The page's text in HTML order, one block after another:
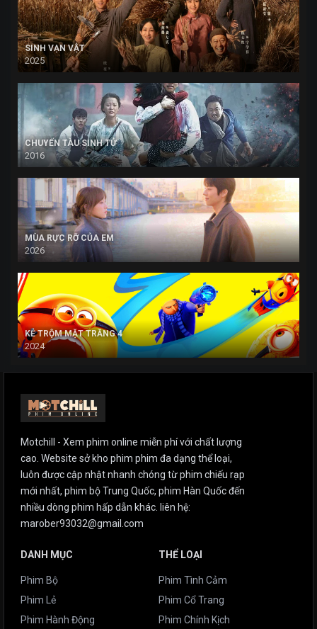
SINH VẠN VẬT
2025
CHUYẾN TÀU SINH TỬ
2016
MÙA RỰC RỠ CỦA EM
2026
KẺ TRỘM MẶT TRĂNG 4
2024
Motchill - Xem phim online miễn phí với chất lượng
cao. Website sở kho phim phim đa dạng thể loại,
luôn được cập nhật nhanh chóng từ phim chiếu rạp
mới nhất, phim bộ Trung Quốc, phim Hàn Quốc đến
nhiều dòng phim hấp dẫn khác. liên hệ:
marober93032@gmail.com
DANH MỤC
Phim Bộ
Phim Lẻ
Phim Hành Động
THỂ LOẠI
Phim Tình Cảm
Phim Cổ Trang
Phim Chính Kịch